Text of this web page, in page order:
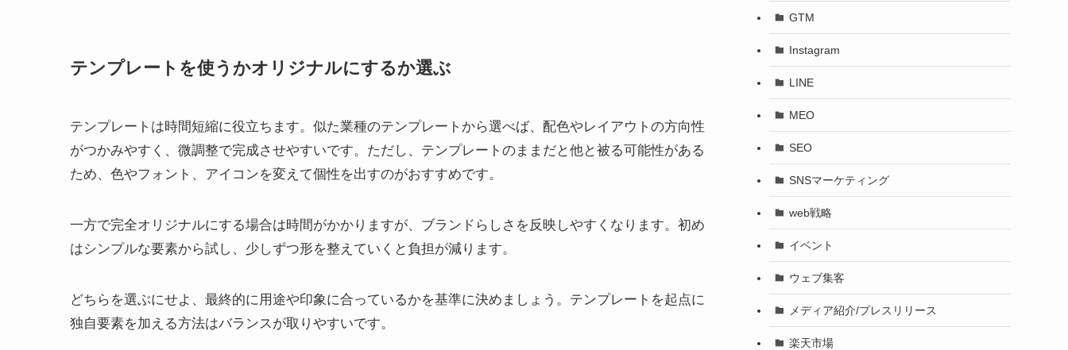
テンプレートを使うかオリジナルにするか選ぶ
テンプレートは時間短縮に役立ちます。似た業種のテンプレートから選べば、配色やレイアウトの方向性
がつかみやすく、微調整で完成させやすいです。ただし、テンプレートのままだと他と被る可能性がある
ため、色やフォント、アイコンを変えて個性を出すのがおすすめです。
一方で完全オリジナルにする場合は時間がかかりますが、ブランドらしさを反映しやすくなります。初め
はシンプルな要素から試し、少しずつ形を整えていくと負担が減ります。
どちらを選ぶにせよ、最終的に用途や印象に合っているかを基準に決めましょう。テンプレートを起点に
独自要素を加える方法はバランスが取りやすいです。
GTM
Instagram
LINE
MEO
SEO
SNSマーケティング
web戦略
イベント
ウェブ集客
メディア紹介/プレスリリース
楽天市場